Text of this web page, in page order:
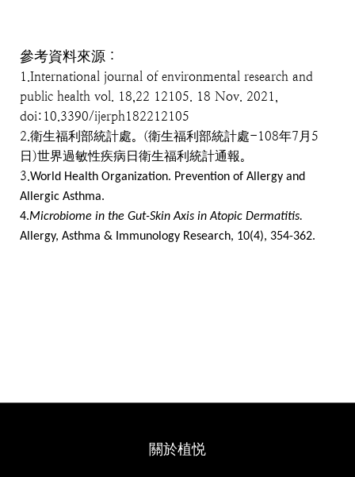
參考資料來源：
1. International journal of environmental research and
public health vol. 18,22 12105. 18 Nov. 2021,
doi:10.3390/ijerph182212105
2. 衛生福利部統計處。 (衛生福利部統計處-108年7 月 5
日)世界過敏性疾病日衛生福利統計通報。
3. World Health Organization. Prevention of Allergy and
Allergic Asthma.
4.Microbiome in the Gut-Skin Axis in Atopic Dermatitis.
Allergy, Asthma & Immunology Research, 10(4), 354-362.
關於植悦